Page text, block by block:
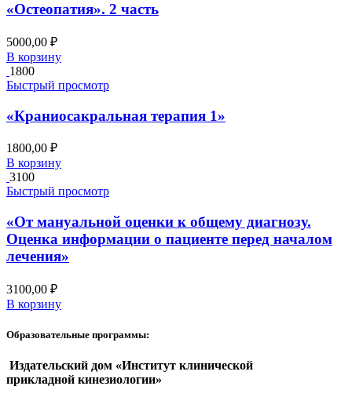
«Остеопатия». 2 часть
5000,00 ₽
В корзину
1800
Быстрый просмотр
«Краниосакральная терапия 1»
1800,00 ₽
В корзину
3100
Быстрый просмотр
«От мануальной оценки к общему диагнозу.
Оценка информации о пациенте перед началом
лечения»
3100,00 ₽
В корзину
Образовательные программы:
Издательский дом «Институт клинической
прикладной кинезиологии»